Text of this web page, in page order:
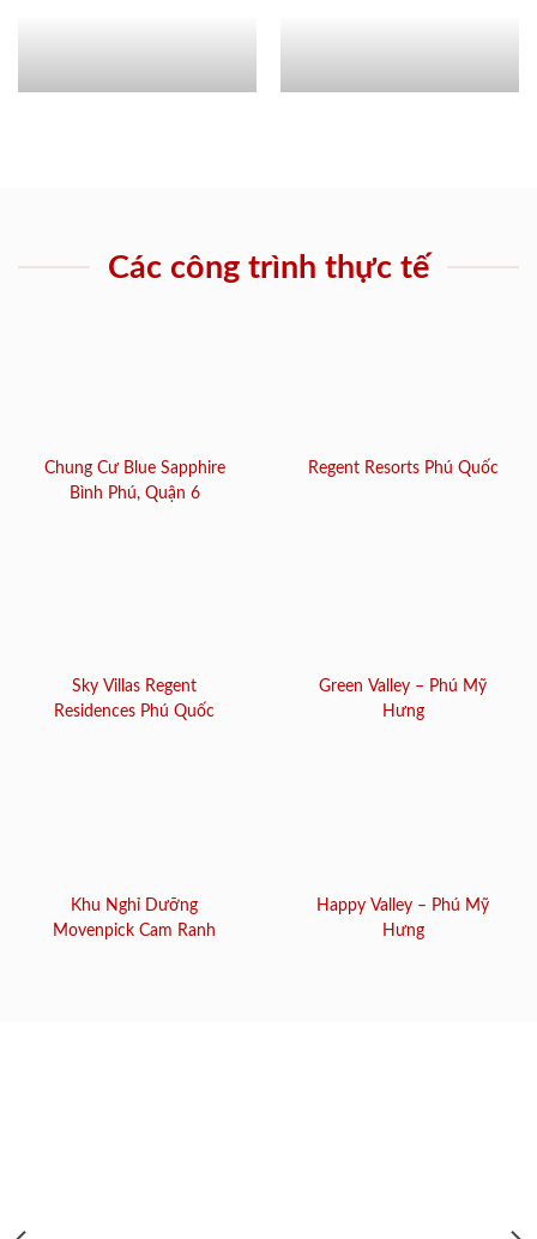
Các công trình thực tế
Chung Cư Blue Sapphire
Bình Phú, Quận 6
Regent Resorts Phú Quốc
Sky Villas Regent
Residences Phú Quốc
Green Valley – Phú Mỹ
Hưng
Khu Nghỉ Dưỡng
Movenpick Cam Ranh
Happy Valley – Phú Mỹ
Hưng